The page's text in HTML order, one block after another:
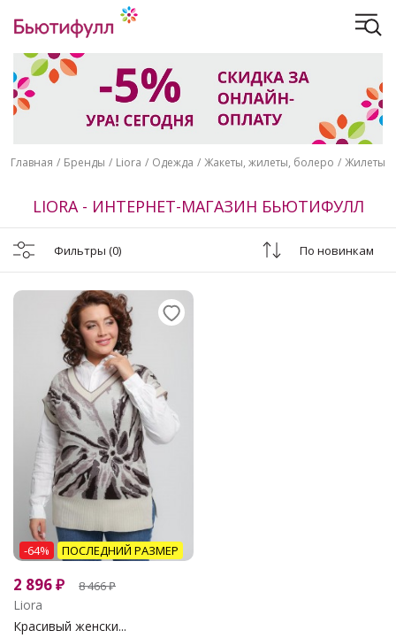
Главная Бренды Liora Одежда Жакеты, жилеты, болеро Жилеты
LIORA - ИНТЕРНЕТ-МАГАЗИН БЬЮТИФУЛЛ
Фильтры (0) По новинкам
-64% ПОСЛЕДНИЙ РАЗМЕР
2 896₽ 8 466₽
Liora
Красивый женски...